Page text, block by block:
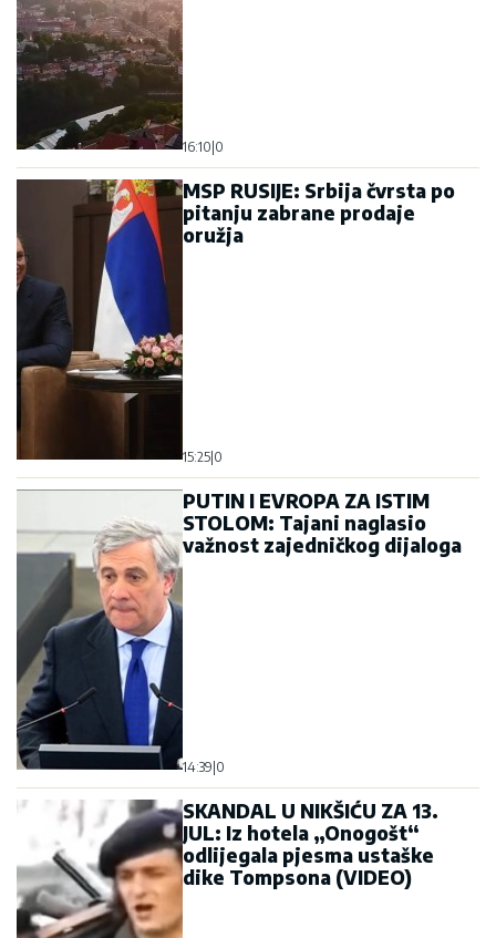
16:10|0
MSP RUSIJE: Srbija čvrsta po
pitanju zabrane prodaje
oružja
15:25|0
PUTIN I EVROPA ZA ISTIM
STOLOM: Tajani naglasio
važnost zajedničkog dijaloga
14:39|0
SKANDAL U NIKŠIĆU ZA 13.
JUL: Iz hotela „Onogošt“
odlijegala pjesma ustaške
dike Tompsona (VIDEO)